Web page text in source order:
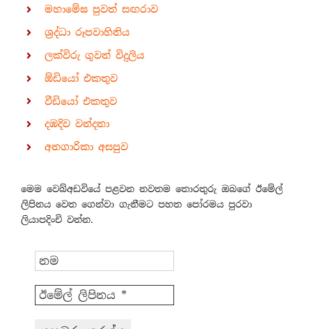
මහාමේඝ පුවත් සඟරාව
ශ්‍රද්ධා රූපවාහිනිය
ලක්විරු ගුවන් විදුලිය
ඕඩියෝ එකතුව
වීඩියෝ එකතුව
දඹදිව වන්දනා
අනගාරිකා අසපුව
මෙම වෙබ්අඩවියේ පළවන නවතම තොරතුරු ඔබගේ ඊමේල්
ලිපිනය වෙත ගෙන්වා ගැනීමට පහත පෝරමය පුරවා
ලියාපදිංචි වන්න.